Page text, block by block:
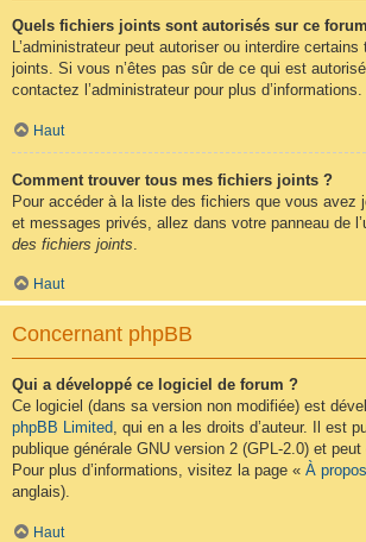
Quels fichiers joints sont autorisés sur ce
L’administrateur peut autoriser ou interdire
joints. Si vous n’êtes pas sûr de ce qui est
contactez l’administrateur pour plus d’informations.
Haut
Comment trouver tous mes fichiers joints ?
Pour accéder à la liste des fichiers que vous avez
et messages privés, allez dans votre panneau de
des fichiers joints
Haut
Concernant phpBB
Qui a développé ce logiciel de forum ?
Ce logiciel (dans sa version non modifiée) est
phpBB Limited, qui en a les droits d’auteur. Il est
publique générale GNU version 2 (GPL-2.0) et
Pour plus d’informations, visitez la page « À
anglais).
Haut